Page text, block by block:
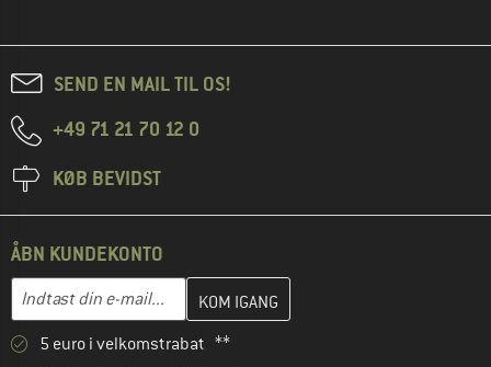
SEND EN MAIL TIL OS!
+49 71 21 70 12 0
KØB BEVIDST
ÅBN KUNDEKONTO
E-mail-adresse
Indtast din e-mailadresse her, og opret i næste trin din
5 euro i velkomstrabat **